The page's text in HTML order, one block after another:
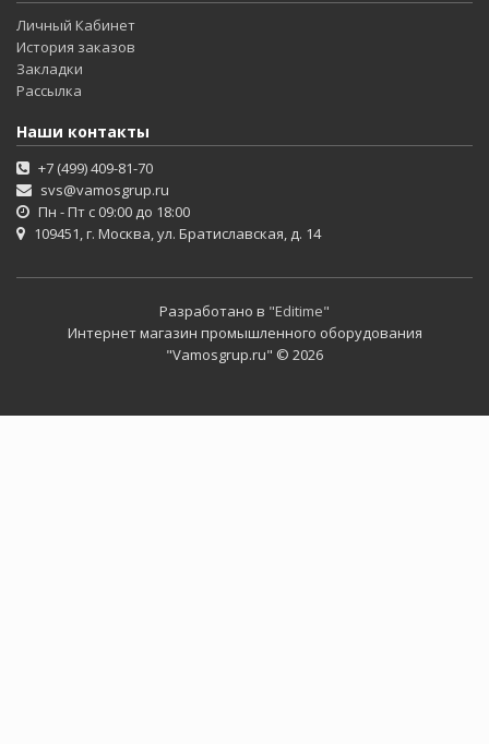
Личный Кабинет
История заказов
Закладки
Рассылка
Наши контакты
+7 (499) 409-81-70
svs@vamosgrup.ru
Пн - Пт с 09:00 до 18:00
109451, г. Москва, ул. Братиславская, д. 14
Разработано в "Editime"
Интернет магазин промышленного оборудования
"Vamosgrup.ru" © 2026